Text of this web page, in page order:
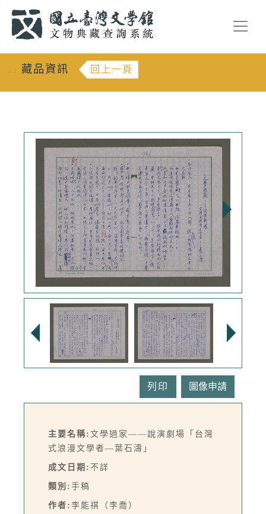
::: 藏品資訊 回上一頁
列印
主要名稱: 文學過家——說演劇場「台灣
式浪漫文學者—葉石濤」
成文日期: 不詳
類別: 手稿
作者: 李能祺（李喬）